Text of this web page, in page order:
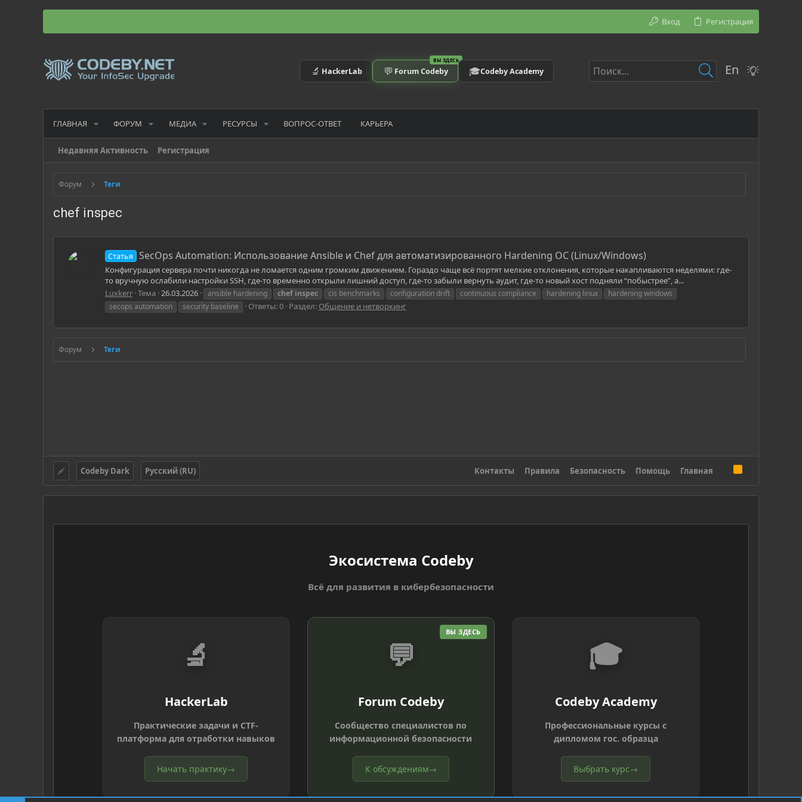
Вход Регистрация
🔬 HackerLab
ВЫ ЗДЕСЬ
💬 Forum Codeby 🎓Codeby Academy En
ГЛАВНАЯ ФОРУМ МЕДИА РЕСУРСЫ ВОПРОС-ОТВЕТ КАРЬЕРА
Недавняя Активность Регистрация
Форум Теги
chef inspec
Статья SecOps Automation: Использование Ansible и Chef для автоматизированного Hardening ОС (Linux/Windows)
Конфигурация сервера почти никогда не ломается одним громким движением. Гораздо чаще всё портят мелкие отклонения, которые накапливаются неделями: где-
то вручную ослабили настройки SSH, где-то временно открыли лишний доступ, где-то забыли вернуть аудит, где-то новый хост подняли “побыстрее”, а...
Luxkerr Тема 26.03.2026 ansible hardening chef inspec cis benchmarks configuration drift continuous compliance hardening linux
hardening windows
secops automation
security baseline Ответы: 0 Раздел: Общение и нетворкинг
Форум Теги
Codeby Dark Русский (RU) Контакты Правила Безопасность Помощь Главная
S
Экосистема Codeby
Всё для развития в кибербезопасности
🔬
HackerLab
Практические задачи и CTF-
платформа для отработки навыков
Начать практику→
ВЫ ЗДЕСЬ
💬
Forum Codeby
Сообщество специалистов по
информационной безопасности
К обсуждениям→
🎓
Codeby Academy
Профессиональные курсы с
дипломом гос. образца
Выбрать курс→